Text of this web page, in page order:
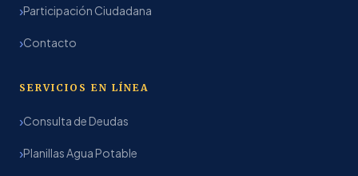
Participación Ciudadana
Contacto
SERVICIOS EN LÍNEA
Consulta de Deudas
Planillas Agua Potable